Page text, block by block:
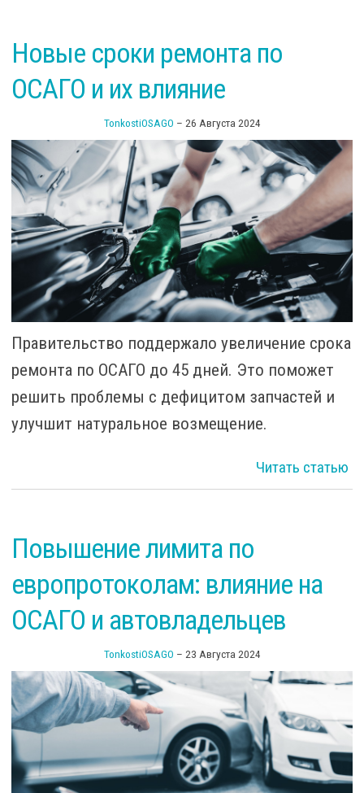
Новые сроки ремонта по
ОСАГО и их влияние
TonkostiOSAGO – 26 Августа 2024
Правительство поддержало увеличение срока
ремонта по ОСАГО до 45 дней. Это поможет
решить проблемы с дефицитом запчастей и
улучшит натуральное возмещение.
Читать статью
Повышение лимита по
европротоколам: влияние на
ОСАГО и автовладельцев
TonkostiOSAGO – 23 Августа 2024